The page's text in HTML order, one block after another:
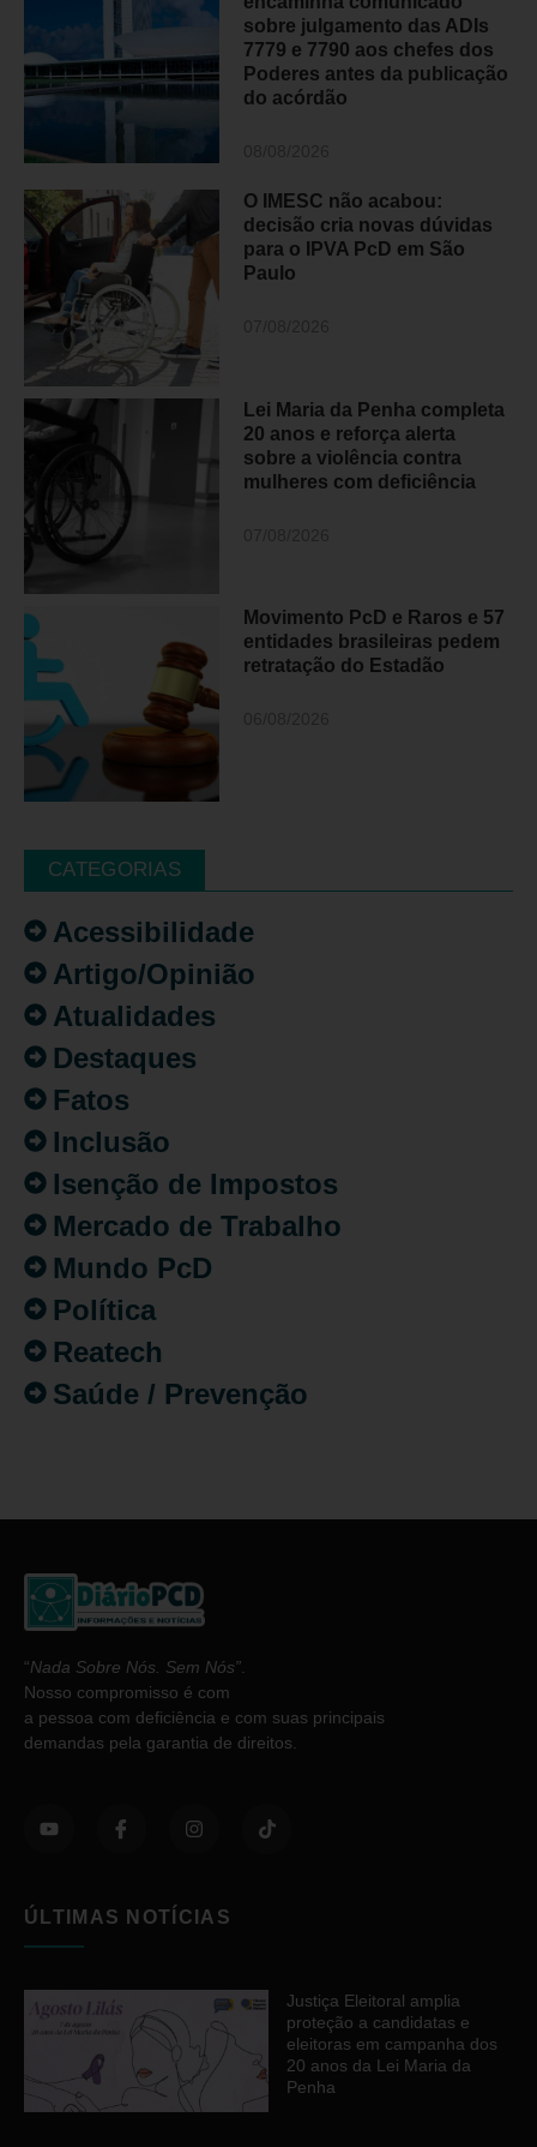
sobre julgamento das ADIs
7779 e 7790 aos chefes dos
Poderes antes da publicação
do acórdão
O IMESC não acabou:
decisão cria novas dúvidas
para o IPVA PcD em São
Paulo
Lei Maria da Penha completa
20 anos e reforça alerta
sobre a violência contra
mulheres com deficiência
Movimento PcD e Raros e 57
entidades brasileiras pedem
retratação do Estadão
CATEGORIAS
Acessibilidade
Artigo/Opinião
Atualidades
Destaques
Fatos
Inclusão
Isenção de Impostos
Mercado de Trabalho
Mundo PcD
Política
Reatech
Saúde / Prevenção
“Nada Sobre Nós. Sem Nós”
Nosso compromisso é com
a pessoa com deficiência e com suas principais
demandas pela garantia de direitos.
ÚLTIMAS NOTÍCIAS
Justiça Eleitoral amplia
proteção a candidatas e
eleitoras em campanha dos
20 anos da Lei Maria da
Penha